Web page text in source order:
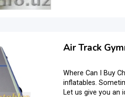
Air Track
Where Can I Buy
inflatables.
Let us give you